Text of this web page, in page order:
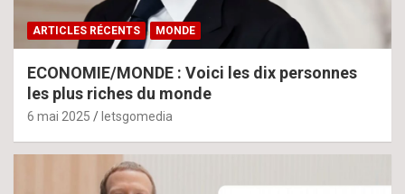
ARTICLES RÉCENTS MONDE
ECONOMIE/MONDE : Voici les dix personnes
les plus riches du monde
6 mai 2025 letsgomedia